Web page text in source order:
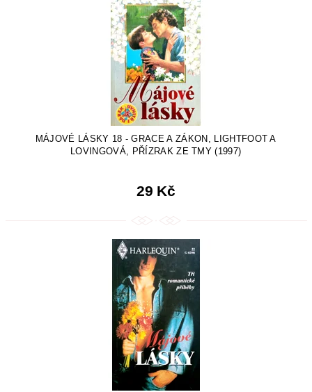
MÁJOVÉ LÁSKY 18 - GRACE A ZÁKON, LIGHTFOOT A
LOVINGOVÁ, PŘÍZRAK ZE TMY (1997)
29 Kč